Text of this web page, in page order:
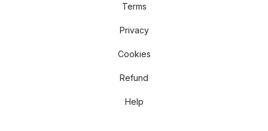
Terms
Privacy
Cookies
Refund
Help